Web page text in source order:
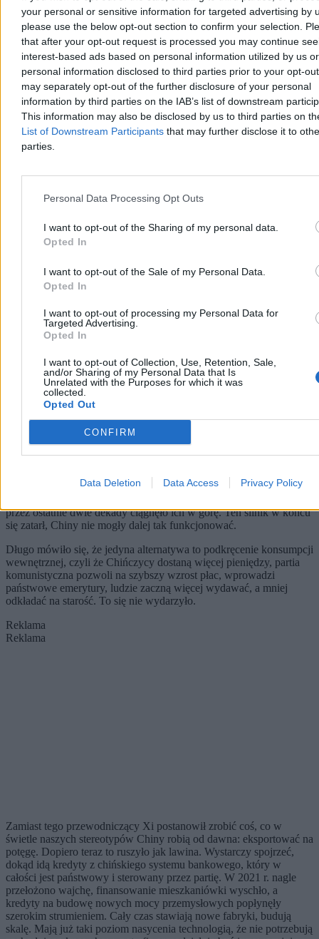
your personal or sensitive information for targeted advertising by
please use the below opt-out section to confirm your selection.
that after your opt-out request is processed you may continue
interest-based ads based on personal information utilized by us or
personal information disclosed to third parties prior to your opt-
may separately opt-out of the further disclosure of your personal
information by third parties on the IAB’s list of downstream
This information may also be disclosed by us to third parties on
List of Downstream Participants that may further disclose it to
parties.
Personal Data Processing Opt Outs
I want to opt-out of the Sharing of my personal data.
Opted In
I want to opt-out of the Sale of my Personal Data.
Opted In
I want to opt-out of processing my Personal Data for
Targeted Advertising.
Opted In
I want to opt-out of Collection, Use, Retention, Sale,
and/or Sharing of my Personal Data that Is
Unrelated with the Purposes for which it was
collected.
Opted Out
CONFIRM
Data Deletion Data Access Privacy Policy
Incydent na spornym terenie. Stanowcza reakcja Chin
KPI to kluczowe wskaźniki efektywności, z których rozliczany
Tak. Chodzi o to, że często w celach, z których rozliczani są chińscy
menedżerowie, nie jest ważny dochód firmy, tylko ilość
sprzedanego towaru.
Nawet ze stratą?
Chiny są w stanie permanentnego przemysłowego przegrzania.
prawie miliarda ludzi ze wsi do miast oznaczało, że trzeba było
przez ostatnie dwie dekady ciągnęło ich w górę. Ten silnik w końcu
się zatarł, Chiny nie mogły dalej tak funkcjonować.
Długo mówiło się, że jedyna alternatywa to podkręcenie konsumpcji
wewnętrznej, czyli że Chińczycy dostaną więcej pieniędzy, partia
komunistyczna pozwoli na szybszy wzrost płac, wprowadzi
państwowe emerytury, ludzie zaczną więcej wydawać, a mniej
odkładać na starość. To się nie wydarzyło.
Reklama
Reklama
Zamiast tego przewodniczący Xi postanowił zrobić coś, co w
świetle naszych stereotypów Chiny robią od dawna: eksportować na
potęgę. Dopiero teraz to ruszyło jak lawina. Wystarczy spojrzeć,
dokąd idą kredyty z chińskiego systemu bankowego, który w
całości jest państwowy i sterowany przez partię. W 2021 r. nagle
przełożono wajchę, finansowanie mieszkaniówki wyschło, a
kredyty na budowę nowych mocy przemysłowych popłynęły
szerokim strumieniem. Cały czas stawiają nowe fabryki, budują
skalę. Mają już taki poziom nasycenia technologią, że nie potrzebują